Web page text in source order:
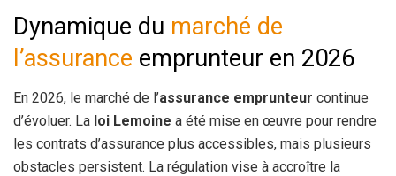
Dynamique du marché de
l’assurance emprunteur en 2026
En 2026, le marché de l’assurance emprunteur continue
d’évoluer. La loi Lemoine a été mise en œuvre pour rendre
les contrats d’assurance plus accessibles, mais plusieurs
obstacles persistent. La régulation vise à accroître la